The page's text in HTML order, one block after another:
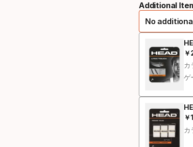
ケ
ッ
ト
ト
リ
ン
select
option:
リ
ッ
プ
サ
ズ
Additional
No
￥
最
カ
ゲ
￥1
最
カ